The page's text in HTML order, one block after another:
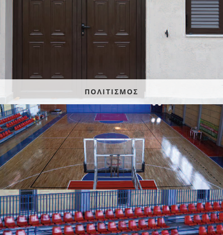
ΠΟΛΙΤΙΣΜΟΣ